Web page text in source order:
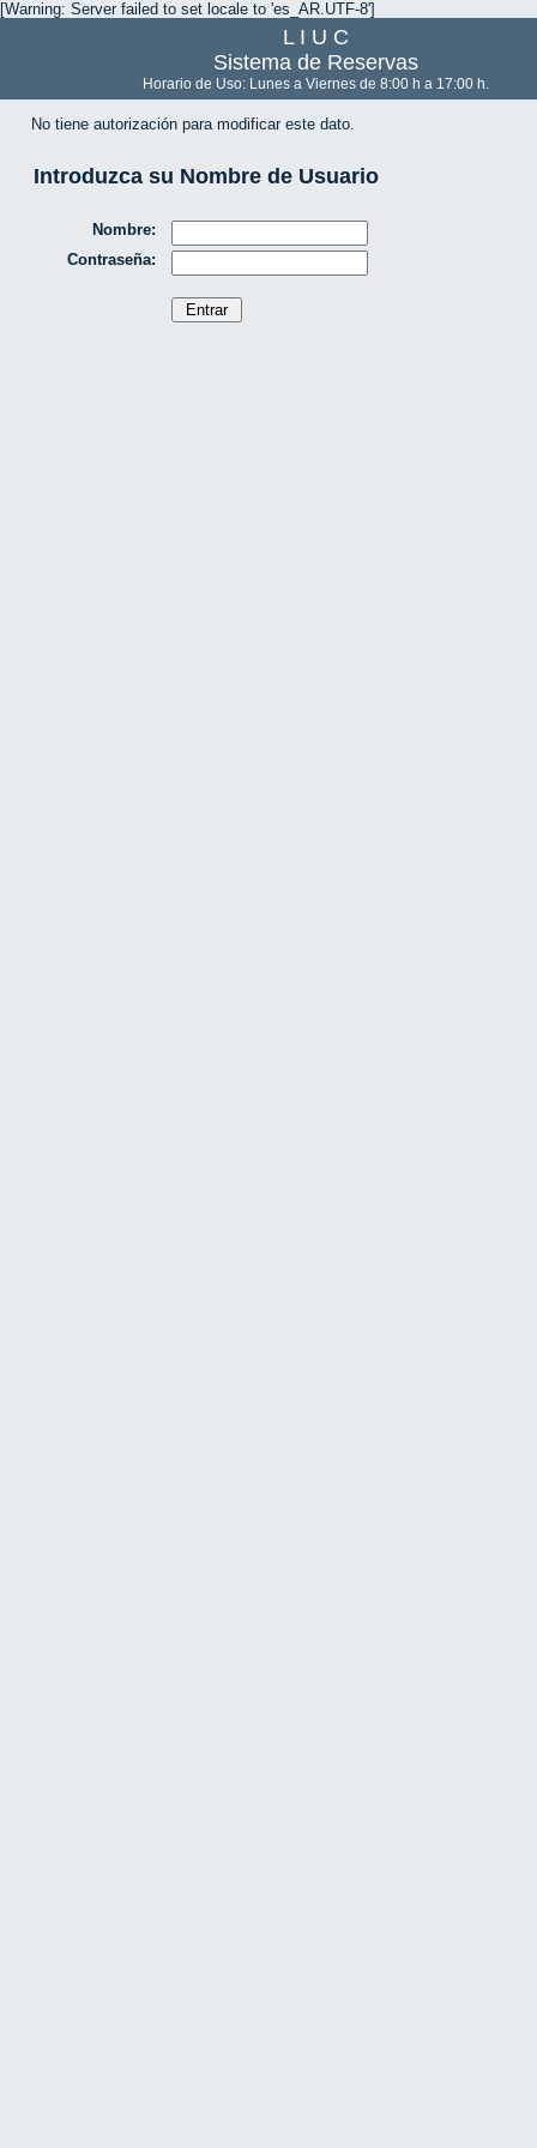
[Warning: Server failed to set locale to 'es_AR.UTF-8']
L I U C
Sistema de Reservas
Horario de Uso: Lunes a Viernes de 8:00 h a 17:00 h.
No tiene autorización para modificar este dato.
Introduzca su Nombre de Usuario
Nombre:
Contraseña: